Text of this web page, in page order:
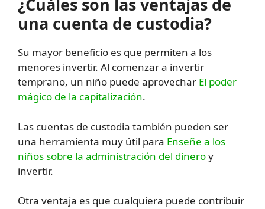
¿Cuáles son las ventajas de
una cuenta de custodia?
Su mayor beneficio es que permiten a los
menores invertir. Al comenzar a invertir
temprano, un niño puede aprovechar El poder
mágico de la capitalización.
Las cuentas de custodia también pueden ser
una herramienta muy útil para Enseñe a los
niños sobre la administración del dineroy
invertir.
Otra ventaja es que cualquiera puede contribuir